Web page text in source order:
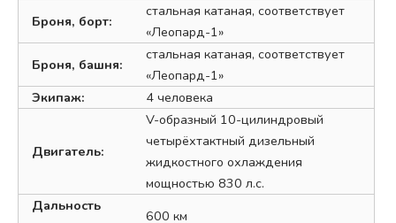
Броня, борт:
стальная катаная, соответствует
«Леопард-1»
Броня, башня:
стальная катаная, соответствует
«Леопард-1»
Экипаж:
4 человека
Двигатель:
V-образный 10-цилиндровый
четырёхтактный дизельный
жидкостного охлаждения
мощностью 830 л.с.
Дальность
600 км